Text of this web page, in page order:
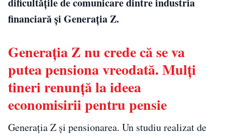
dificultățile de comunicare dintre industria
financiară și Generația Z.
Generația Z nu crede că se va
putea pensiona vreodată. Mulți
tineri renunță la ideea
economisirii pentru pensie
Generația Z și pensionarea. Un studiu realizat de